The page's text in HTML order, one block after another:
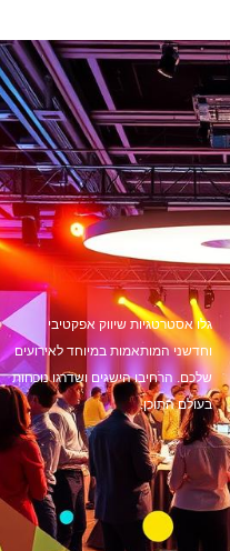
גלו אסטרטגיות שיווק אפקטיבי
וחדשני המותאמות במיוחד לאירועים
שלכם. הרחיבו הישגים ושדרגו נוכחות
בעולם התוכן.